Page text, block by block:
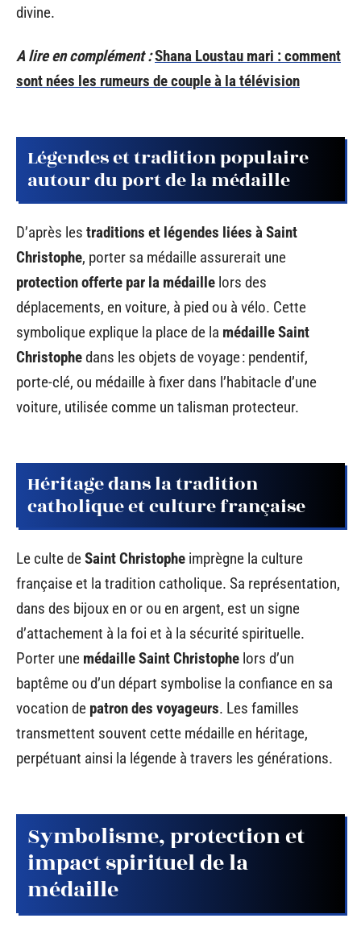
divine.
A lire en complément :Shana Loustau mari : comment
sont nées les rumeurs de couple à la télévision
Légendes et tradition populaire
autour du port de la médaille
D’après les traditions et légendes liées à Saint
Christophe, porter sa médaille assurerait une
protection offerte par la médaille lors des
déplacements, en voiture, à pied ou à vélo. Cette
symbolique explique la place de la médaille Saint
Christophedans les objets de voyage : pendentif,
porte-clé, ou médaille à fixer dans l’habitacle d’une
voiture, utilisée comme un talisman protecteur.
Héritage dans la tradition
catholique et culture française
Le culte deSaint Christophe imprègne la culture
française et la tradition catholique. Sa représentation,
dans des bijoux en or ou en argent, est un signe
d’attachement à la foi et à la sécurité spirituelle.
Porter une médaille Saint Christophe lors d’un
baptême ou d’un départ symbolise la confiance en sa
vocation de patron des voyageurs. Les familles
transmettent souvent cette médaille en héritage,
perpétuant ainsi la légende à travers les générations.
Symbolisme, protection et
impact spirituel de la
médaille